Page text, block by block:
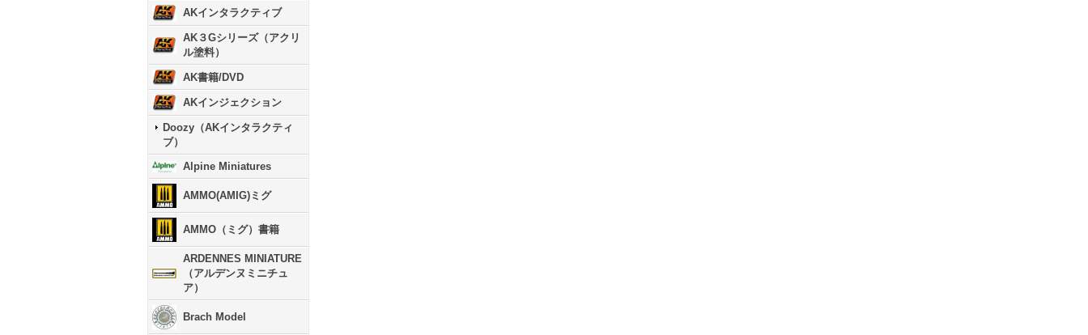
AKインタラクティブ
AK３Gシリーズ（アクリ
ル塗料）
AK書籍/DVD
AKインジェクション
Doozy（AKインタラクティ
ブ）
Alpine Miniatures
AMMO(AMIG)ミグ
AMMO（ミグ）書籍
ARDENNES MINIATURE
（アルデンヌミニチュ
ア）
Brach Model